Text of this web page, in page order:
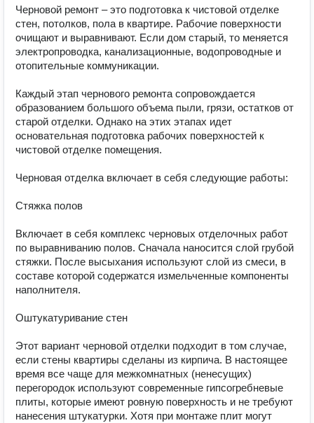
Черновой ремонт – это подготовка к чистовой отделке
стен, потолков, пола в квартире. Рабочие поверхности
очищают и выравнивают. Если дом старый, то меняется
электропроводка, канализационные, водопроводные и
отопительные коммуникации.
Каждый этап чернового ремонта сопровождается
образованием большого объема пыли, грязи, остатков от
старой отделки. Однако на этих этапах идет
основательная подготовка рабочих поверхностей к
чистовой отделке помещения.
Черновая отделка включает в себя следующие работы:
Стяжка полов
Включает в себя комплекс черновых отделочных работ
по выравниванию полов. Сначала наносится слой грубой
стяжки. После высыхания используют слой из смеси, в
составе которой содержатся измельченные компоненты
наполнителя.
Оштукатуривание стен
Этот вариант черновой отделки подходит в том случае,
если стены квартиры сделаны из кирпича. В настоящее
время все чаще для межкомнатных (ненесущих)
перегородок используют современные гипсогребневые
плиты, которые имеют ровную поверхность и не требуют
нанесения штукатурки. Хотя при монтаже плит могут